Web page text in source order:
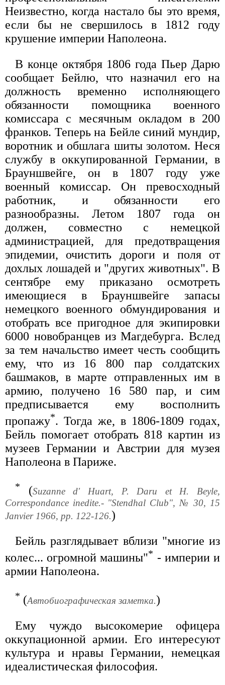
Неизвестно, когда настало бы это время,
если бы не свершилось в 1812 году
крушение империи Наполеона.
В конце октября 1806 года Пьер Дарю
сообщает Бейлю, что назначил его на
должность временно исполняющего
обязанности помощника военного
комиссара с месячным окладом в 200
франков. Теперь на Бейле синий мундир,
воротник и обшлага шиты золотом. Неся
службу в оккупированной Германии, в
Брауншвейге, он в 1807 году уже
военный комиссар. Он превосходный
работник, и обязанности его
разнообразны. Летом 1807 года он
должен, совместно с немецкой
администрацией, для предотвращения
эпидемии, очистить дороги и поля от
дохлых лошадей и "других животных". В
сентябре ему приказано осмотреть
имеющиеся в Брауншвейге запасы
немецкого военного обмундирования и
отобрать все пригодное для экипировки
6000 новобранцев из Магдебурга. Вслед
за тем начальство имеет честь сообщить
ему, что из 16 800 пар солдатских
башмаков, в марте отправленных им в
армию, получено 16 580 пар, и сим
предписывается ему восполнить
пропажу*. Тогда же, в 1806-1809 годах,
Бейль помогает отобрать 818 картин из
музеев Германии и Австрии для музея
Наполеона в Париже.
* (Suzanne d' Huart, P. Daru et H. Beyle,
Correspondance inedite.- "Stendhal Club", № 30, 15
Janvier 1966, pp. 122-126.)
Бейль разглядывает вблизи "многие из
колес... огромной машины"* - империи и
армии Наполеона.
* (Автобиографическая заметка.)
Ему чуждо высокомерие офицера
оккупационной армии. Его интересуют
культура и нравы Германии, немецкая
идеалистическая философия.